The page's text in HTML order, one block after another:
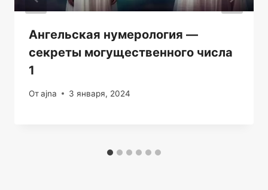
Ангельская нумерология —
секреты могущественного числа
1
Отajna 3 января, 2024